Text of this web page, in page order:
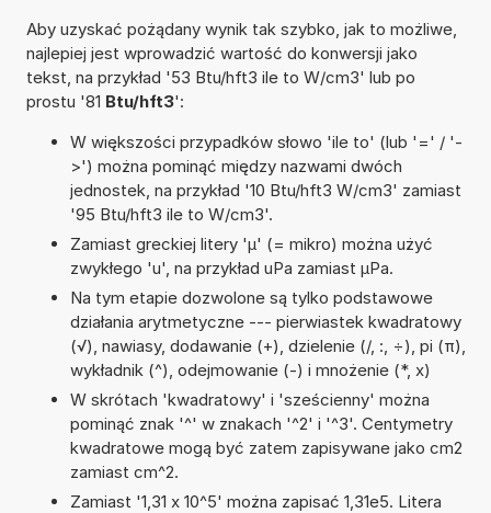
Aby uzyskać pożądany wynik tak szybko, jak to możliwe,
najlepiej jest wprowadzić wartość do konwersji jako
tekst, na przykład '53 Btu/hft3 ile to W/cm3' lub po
prostu '81 Btu/hft3':
W większości przypadków słowo 'ile to' (lub '=' / '-
>') można pominąć między nazwami dwóch
jednostek, na przykład '10 Btu/hft3 W/cm3' zamiast
'95 Btu/hft3 ile to W/cm3'.
Zamiast greckiej litery 'µ' (= mikro) można użyć
zwykłego 'u', na przykład uPa zamiast µPa.
Na tym etapie dozwolone są tylko podstawowe
działania arytmetyczne --- pierwiastek kwadratowy
(√), nawiasy, dodawanie (+), dzielenie (/, :, ÷), pi (π),
wykładnik (^), odejmowanie (-) i mnożenie (*, x)
W skrótach 'kwadratowy' i 'sześcienny' można
pominąć znak '^' w znakach '^2' i '^3'. Centymetry
kwadratowe mogą być zatem zapisywane jako cm2
zamiast cm^2.
Zamiast '1,31 x 10^5' można zapisać 1,31e5. Litera